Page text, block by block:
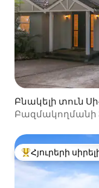
Բնակելի տուն
Բազմակողմանի
Հյուրերի
Հյուրերի